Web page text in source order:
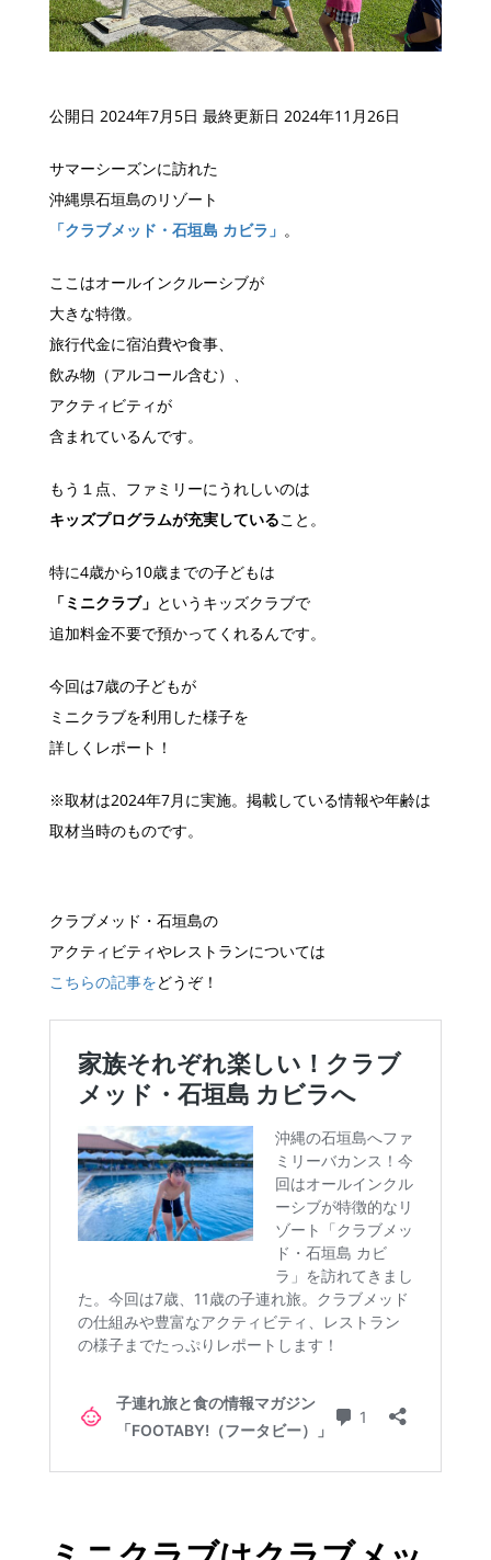
公開日 2024年7月5日 最終更新日 2024年11月26日
サマーシーズンに訪れた
沖縄県石垣島のリゾート
「クラブメッド・石垣島 カビラ」 。
ここはオールインクルーシブが
大きな特徴。
旅行代金に宿泊費や食事、
飲み物（アルコール含む）、
アクティビティが
含まれているんです。
もう１点、ファミリーにうれしいのは
キッズプログラムが充実していること。
特に4歳から10歳までの子どもは
「ミニクラブ」 というキッズクラブで
追加料金不要で預かってくれるんです。
今回は7歳の子どもが
ミニクラブを利用した様子を
詳しくレポート！
※取材は2024年7月に実施。掲載している情報や年齢は
取材当時のものです。
クラブメッド・石垣島の
アクティビティやレストランについては
こちらの記事をどうぞ！